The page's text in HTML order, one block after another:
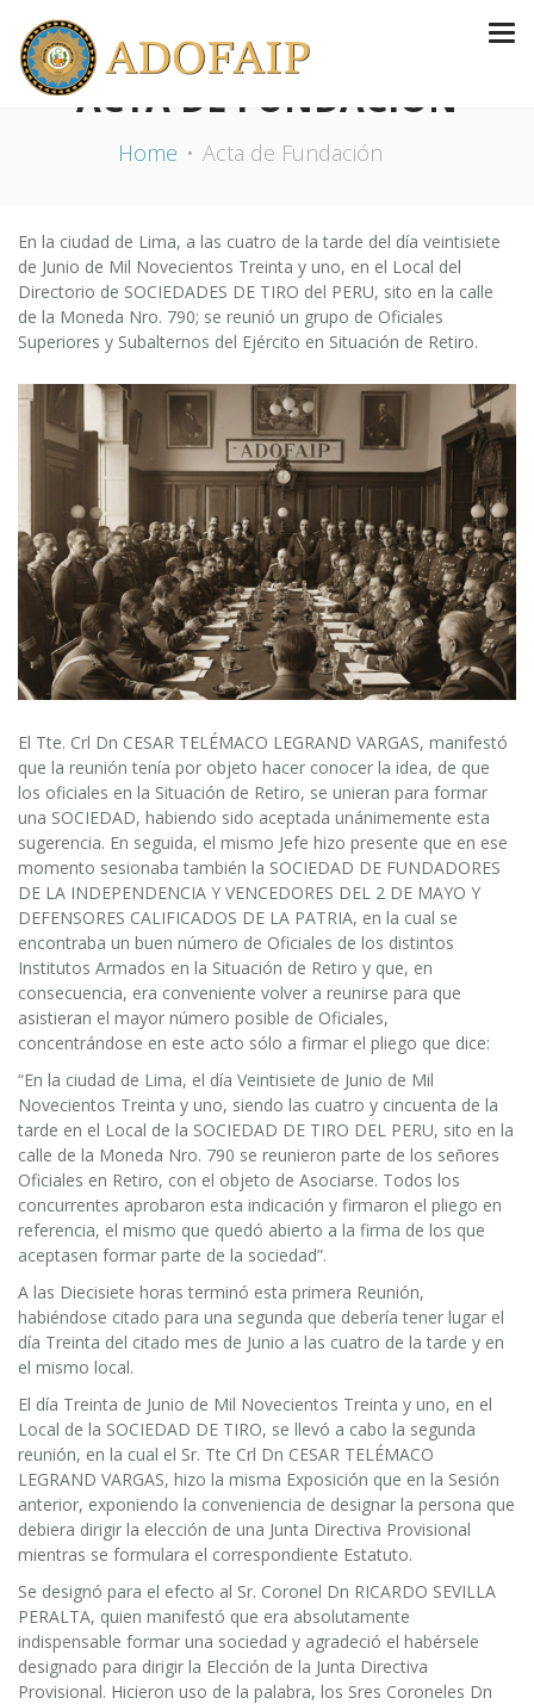
ACTA DE FUNDACIÓN
Home Acta de Fundación
En la ciudad de Lima, a las cuatro de la tarde del día veintisiete
de Junio de Mil Novecientos Treinta y uno, en el Local del
Directorio de SOCIEDADES DE TIRO del PERU, sito en la calle
de la Moneda Nro. 790; se reunió un grupo de Oficiales
Superiores y Subalternos del Ejército en Situación de Retiro.
El Tte. Crl Dn CESAR TELÉMACO LEGRAND VARGAS, manifestó
que la reunión tenía por objeto hacer conocer la idea, de que
los oficiales en la Situación de Retiro, se unieran para formar
una SOCIEDAD, habiendo sido aceptada unánimemente esta
sugerencia. En seguida, el mismo Jefe hizo presente que en ese
momento sesionaba también la SOCIEDAD DE FUNDADORES
DE LA INDEPENDENCIA Y VENCEDORES DEL 2 DE MAYO Y
DEFENSORES CALIFICADOS DE LA PATRIA, en la cual se
encontraba un buen número de Oficiales de los distintos
Institutos Armados en la Situación de Retiro y que, en
consecuencia, era conveniente volver a reunirse para que
asistieran el mayor número posible de Oficiales,
concentrándose en este acto sólo a firmar el pliego que dice:
“En la ciudad de Lima, el día Veintisiete de Junio de Mil
Novecientos Treinta y uno, siendo las cuatro y cincuenta de la
tarde en el Local de la SOCIEDAD DE TIRO DEL PERU, sito en la
calle de la Moneda Nro. 790 se reunieron parte de los señores
Oficiales en Retiro, con el objeto de Asociarse. Todos los
concurrentes aprobaron esta indicación y firmaron el pliego en
referencia, el mismo que quedó abierto a la firma de los que
aceptasen formar parte de la sociedad”.
A las Diecisiete horas terminó esta primera Reunión,
habiéndose citado para una segunda que debería tener lugar el
día Treinta del citado mes de Junio a las cuatro de la tarde y en
el mismo local.
El día Treinta de Junio de Mil Novecientos Treinta y uno, en el
Local de la SOCIEDAD DE TIRO, se llevó a cabo la segunda
reunión, en la cual el Sr. Tte Crl Dn CESAR TELÉMACO
LEGRAND VARGAS, hizo la misma Exposición que en la Sesión
anterior, exponiendo la conveniencia de designar la persona que
debiera dirigir la elección de una Junta Directiva Provisional
mientras se formulara el correspondiente Estatuto.
Se designó para el efecto al Sr. Coronel Dn RICARDO SEVILLA
PERALTA, quien manifestó que era absolutamente
indispensable formar una sociedad y agradeció el habérsele
designado para dirigir la Elección de la Junta Directiva
Provisional. Hicieron uso de la palabra, los Sres Coroneles Dn